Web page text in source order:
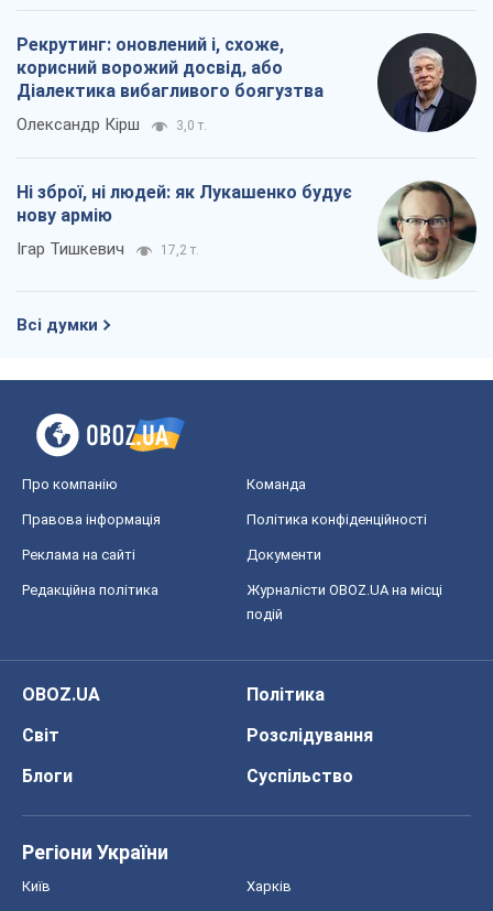
Рекрутинг: оновлений і, схоже,
корисний ворожий досвід, або
Діалектика вибагливого боягузтва
Олександр Кірш 3,0 т.
Ні зброї, ні людей: як Лукашенко будує
нову армію
Ігар Тишкевич 17,2 т.
Всі думки
Про компанію Команда
Правова інформація Політика конфіденційності
Реклама на сайті Документи
Редакційна політика
Журналісти OBOZ.UA на місці
подій
OBOZ.UA
Політика
Світ
Розслідування
Блоги
Суспільство
Регіони України
Київ Харків